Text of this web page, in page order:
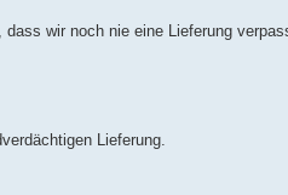
wir noch nie eine Lieferung
Lieferung.